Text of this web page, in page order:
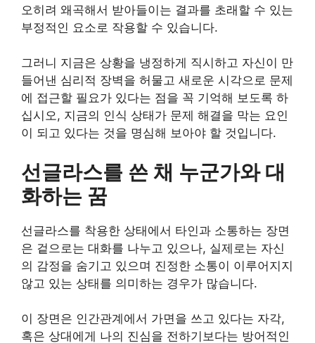
오히려 왜곡해서 받아들이는 결과를 초래할 수 있는
부정적인 요소로 작용할 수 있습니다.
그러니 지금은 상황을 냉정하게 직시하고 자신이 만
들어낸 심리적 장벽을 허물고 새로운 시각으로 문제
에 접근할 필요가 있다는 점을 꼭 기억해 보도록 하
십시오, 지금의 인식 상태가 문제 해결을 막는 요인
이 되고 있다는 것을 명심해 보아야 할 것입니다.
선글라스를 쓴 채 누군가와 대
화하는 꿈
선글라스를 착용한 상태에서 타인과 소통하는 장면
은 겉으로는 대화를 나누고 있으나, 실제로는 자신
의 감정을 숨기고 있으며 진정한 소통이 이루어지지
않고 있는 상태를 의미하는 경우가 많습니다.
이 장면은 인간관계에서 가면을 쓰고 있다는 자각,
혹은 상대에게 나의 진심을 전하기보다는 방어적인